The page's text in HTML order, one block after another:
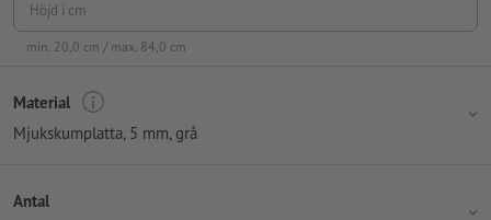
Höjd i cm
min. 20,0 cm / max. 84,0 cm
Material
Mjukskumplatta, 5 mm, grå
Antal